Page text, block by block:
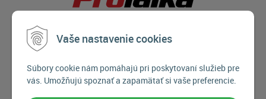
Vaše nastavenie cookies
Súbory cookie nám pomáhajú pri poskytovaní služieb pre
vás. Umožňujú spoznať a zapamätať si vaše preferencie.